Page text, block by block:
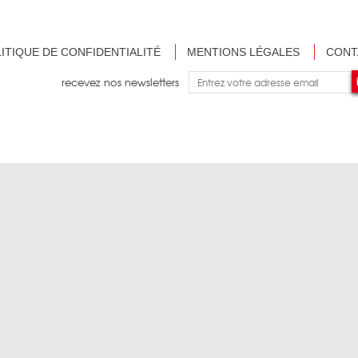
DE CONFIDENTIALITÉ MENTIONS LÉGALES
recevez nos newsletters